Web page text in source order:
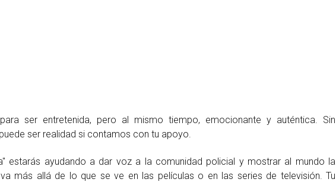
ser entretenida, pero al mismo tiempo, emocionante y auténtica. Sin
ser realidad si contamos con tu apoyo.
estarás ayudando a dar voz a la comunidad policial y mostrar al mundo la
más allá de lo que se ve en las películas o en las series de televisión. Tu